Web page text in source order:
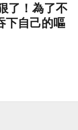
了！為了不
下自己的嘔